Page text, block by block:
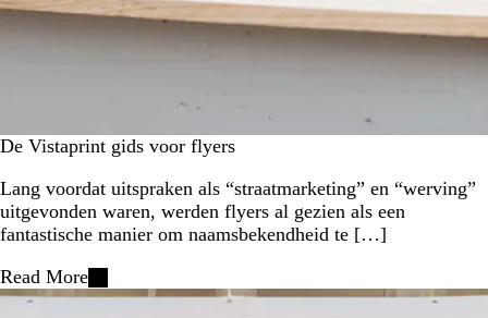
De Vistaprint gids voor flyers
Lang voordat uitspraken als “straatmarketing” en “werving”
uitgevonden waren, werden flyers al gezien als een
fantastische manier om naamsbekendheid te […]
Read More